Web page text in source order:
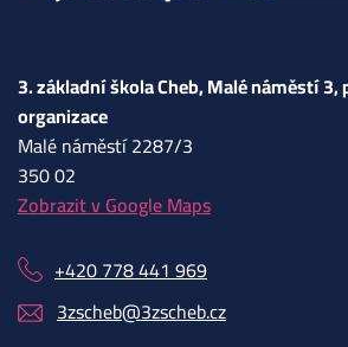
3. základní škola Cheb, Malé náměstí
organizace
Malé náměstí 2287/3
350 02
Zobrazit v Google Maps
+420 778 441 969
3zscheb@3zscheb.cz